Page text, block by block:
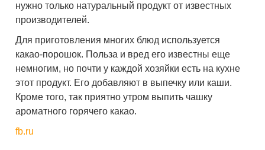
нужно только натуральный продукт от известных
производителей.
Для приготовления многих блюд используется
какао-порошок. Польза и вред его известны еще
немногим, но почти у каждой хозяйки есть на кухне
этот продукт. Его добавляют в выпечку или каши.
Кроме того, так приятно утром выпить чашку
ароматного горячего какао.
fb.ru